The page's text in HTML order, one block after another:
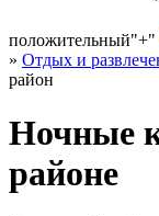
положительный"+"
» Отдых и
район
Ночные
районе